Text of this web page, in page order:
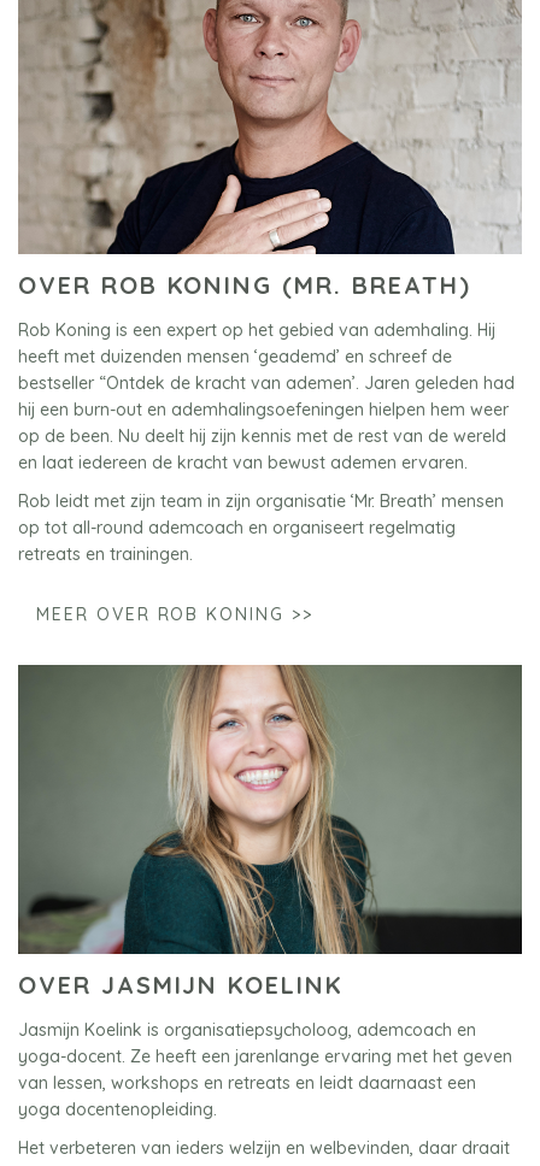
OVER ROB KONING (MR. BREATH)
Rob Koning is een expert op het gebied van ademhaling. Hij
heeft met duizenden mensen ‘geademd’ en schreef de
bestseller “Ontdek de kracht van ademen’. Jaren geleden had
hij een burn-out en ademhalingsoefeningen hielpen hem weer
op de been. Nu deelt hij zijn kennis met de rest van de wereld
en laat iedereen de kracht van bewust ademen ervaren.
Rob leidt met zijn team in zijn organisatie ‘Mr. Breath’ mensen
op tot all-round ademcoach en organiseert regelmatig
retreats en trainingen.
MEER OVER ROB KONING >>
OVER JASMIJN KOELINK
Jasmijn Koelink is organisatiepsycholoog, ademcoach en
yoga-docent. Ze heeft een jarenlange ervaring met het geven
van lessen, workshops en retreats en leidt daarnaast een
yoga docentenopleiding.
Het verbeteren van ieders welzijn en welbevinden, daar draait